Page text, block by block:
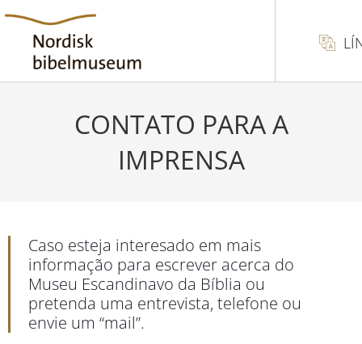
CONTATO PARA A
IMPRENSA
Caso esteja interesado em mais
informação para escrever acerca do
Museu Escandinavo da Bíblia ou
pretenda uma entrevista, telefone ou
envie um “mail”.